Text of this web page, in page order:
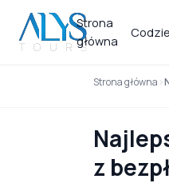
Strona
główna
Strona główna
z